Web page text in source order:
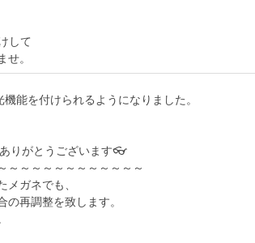
して
せ。
能を付けられるようになりました。
りがとうございます👓
～～～～～～～～～～～～
メガネでも、
再調整を致します。